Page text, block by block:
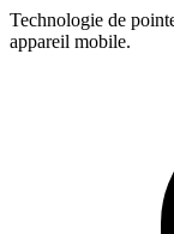
Technologie de
appareil mobile.